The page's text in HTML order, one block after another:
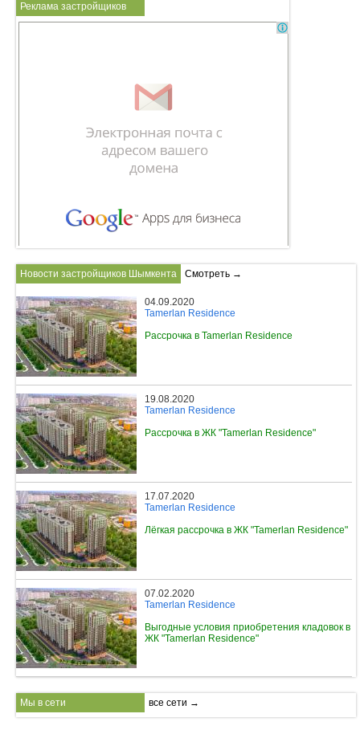
Реклама застройщиков
Новости застройщиков Шымкента Смотреть →
04.09.2020
Tamerlan Residence
Рассрочка в Tamerlan Residence
19.08.2020
Tamerlan Residence
Рассрочка в ЖК "Tamerlan Residence"
17.07.2020
Tamerlan Residence
Лёгкая рассрочка в ЖК "Tamerlan Residence"
07.02.2020
Tamerlan Residence
Выгодные условия приобретения кладовок в
ЖК "Tamerlan Residence"
Мы в сети все сети →